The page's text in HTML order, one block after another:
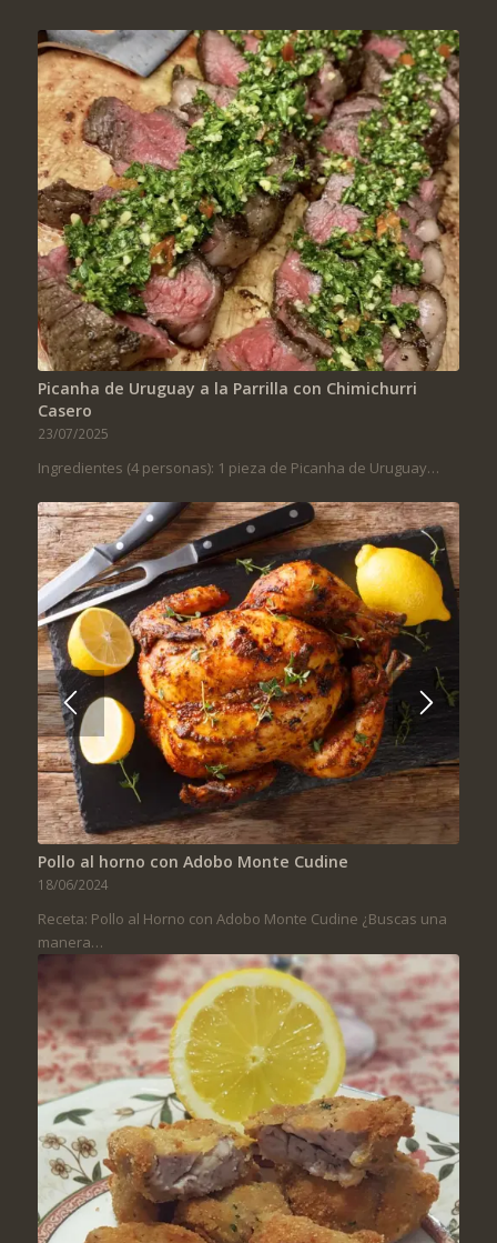
Picanha de Uruguay a la Parrilla con Chimichurri
Casero
23/07/2025
Ingredientes (4 personas): 1 pieza de Picanha de Uruguay…
Pollo al horno con Adobo Monte Cudine
18/06/2024
Receta: Pollo al Horno con Adobo Monte Cudine ¿Buscas una
manera…